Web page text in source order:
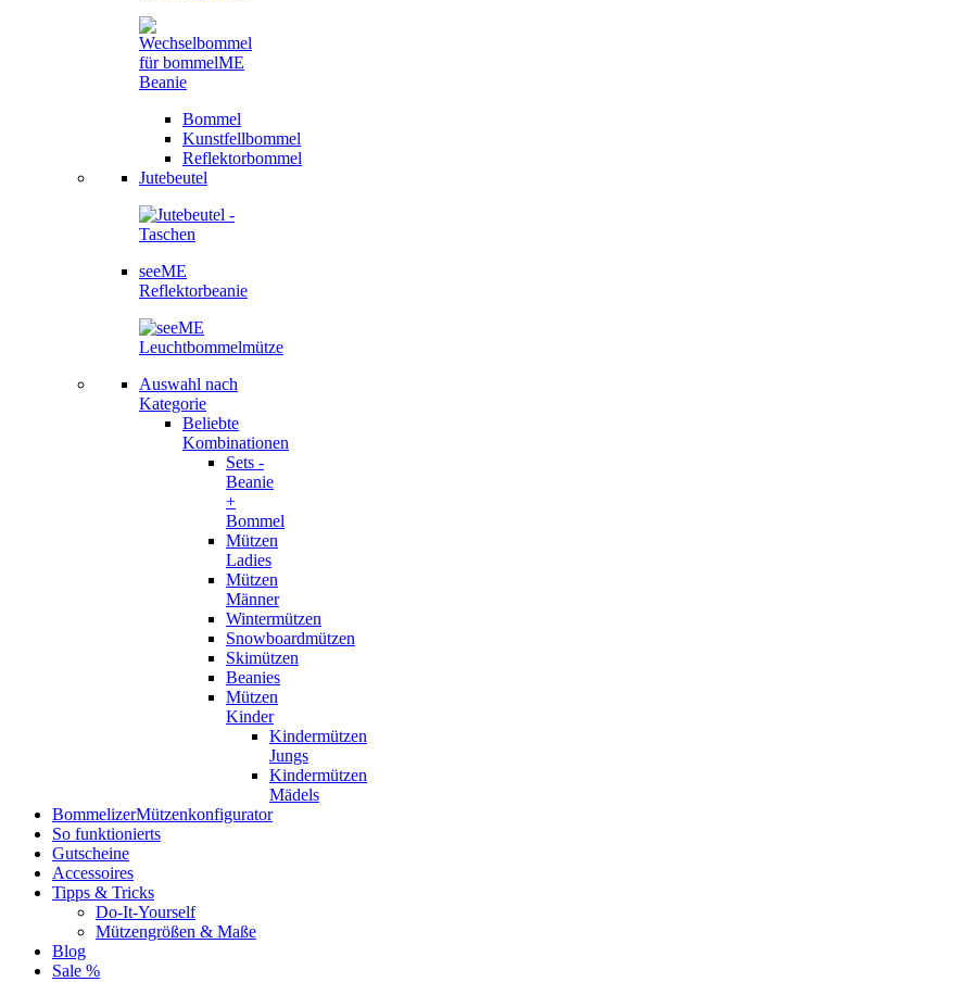
Bommel
Kunstfellbommel
Reflektorbommel
Jutebeutel
seeME
Reflektorbeanie
Auswahl nach
Kategorie
Beliebte
Kombinationen
Sets -
Beanie
+
Bommel
Mützen
Ladies
Mützen
Männer
Wintermützen
Snowboardmützen
Skimützen
Beanies
Mützen
Kinder
Kindermützen
Jungs
Kindermützen
Mädels
BommelizerMützenkonfigurator
So funktionierts
Gutscheine
Accessoires
Tipps & Tricks
Do-It-Yourself
Mützengrößen & Maße
Blog
Sale %